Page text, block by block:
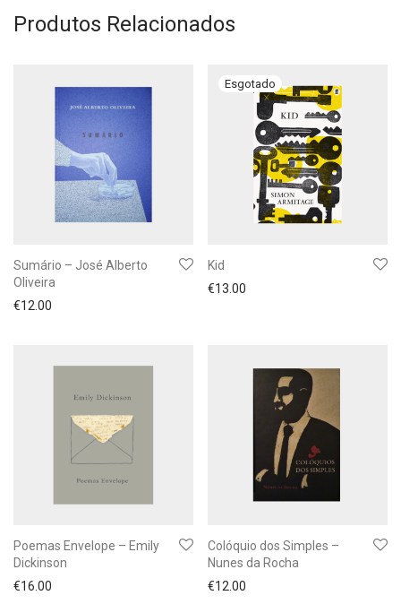
Produtos Relacionados
Sumário – José Alberto
Oliveira
€12.00
Kid
€13.00
Poemas Envelope – Emily
Dickinson
€16.00
Colóquio dos Simples –
Nunes da Rocha
€12.00